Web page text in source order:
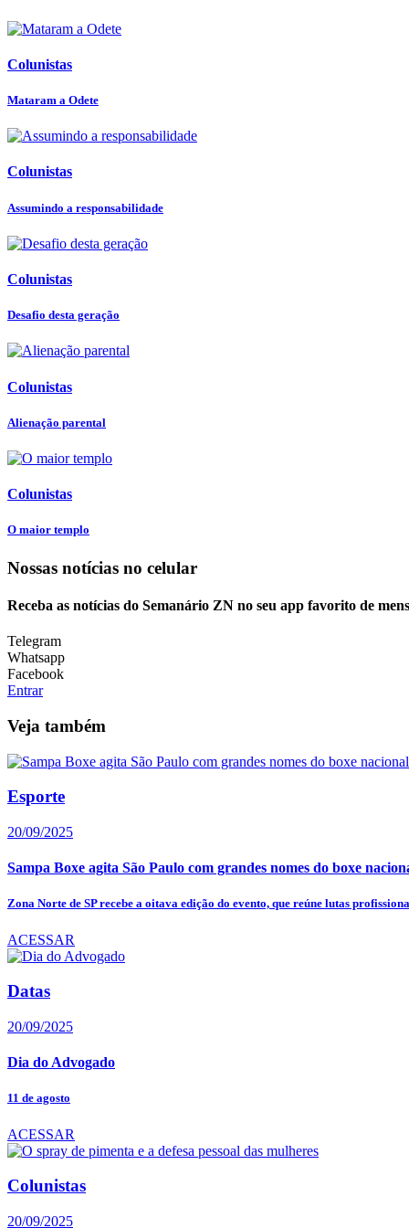
Colunistas
Mataram a Odete
Colunistas
Assumindo a responsabilidade
Colunistas
Desafio desta geração
Colunistas
Alienação parental
Colunistas
O maior templo
Nossas notícias no celular
Receba as notícias do Semanário ZN no seu app favorito de
Telegram
Whatsapp
Facebook
Entrar
Veja também
Esporte
20/09/2025
Sampa Boxe agita São Paulo com grandes nomes do boxe
Zona Norte de SP recebe a oitava edição do evento, que reúne lutas
ACESSAR
Datas
20/09/2025
Dia do Advogado
11 de agosto
ACESSAR
Colunistas
20/09/2025